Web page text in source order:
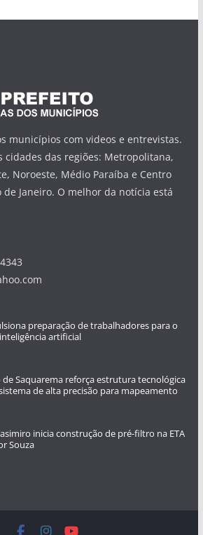
municípios com videos e entrevistas.
cidades das regiões: Metropolitana,
Noroeste, Médio Paraíba e Centro
de Janeiro. O melhor da notícia está
preparação de trabalhadores para o
artificial
de Saquarema reforça estrutura tecnológica
de alta precisão para mapeamento
inicia construção de pré-filtro na ETA
Souza